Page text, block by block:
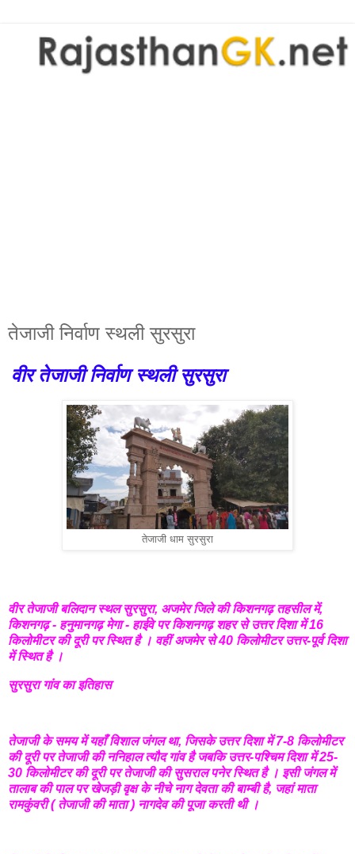
तेजाजी निर्वाण स्थली सुरसुरा
वीर तेजाजी निर्वाण स्थली सुरसुरा
तेजाजी धाम सुरसुरा
वीर तेजाजी बलिदान स्थल सुरसुरा, अजमेर जिले की किशनगढ़ तहसील में,
किशनगढ़ - हनुमानगढ़ मेगा - हाईवे पर किशनगढ़ शहर से उत्तर दिशा में 16
किलोमीटर की दूरी पर स्थित है । वहीं अजमेर से 40 किलोमीटर उत्तर-पूर्व दिशा
में स्थित है ।
सुरसुरा गांव का इतिहास
तेजाजी के समय में यहाँ विशाल जंगल था, जिसके उत्तर दिशा में 7-8 किलोमीटर
की दूरी पर तेजाजी की ननिहाल त्यौद गांव है जबकि उत्तर-पश्चिम दिशा में 25-
30 किलोमीटर की दूरी पर तेजाजी की सुसराल पनेर स्थित है । इसी जंगल में
तालाब की पाल पर खेजड़ी वृक्ष के नीचे नाग देवता की बाम्बी है, जहां माता
रामकुंवरी ( तेजाजी की माता ) नागदेव की पूजा करती थी ।